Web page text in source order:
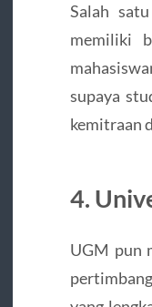
Salah
memiliki
supaya
kemitraan
4.
UGM pun